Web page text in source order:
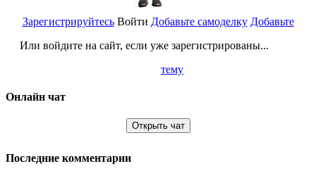
Зарегистрируйтесь
Или войдите на сайт, если уже зарегистрированы...
Войти Добавьте самоделку Добавьте
тему
Онлайн чат
Открыть чат
Последние комментарии